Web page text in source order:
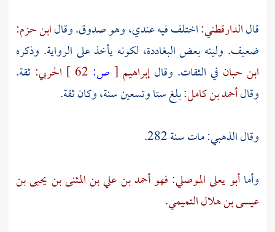
قالالدارقطني:اختلف فيه عندي، وهو صدوق. وقالابن حزم:
ضعيف. ولينه بعض البغاددة، لكونه يأخذ على الرواية. وذكره
ابن حبان في الثقات. وقالإبراهيم [ ص: الحربي: ثقة.
وقالأحمد بن كامل:بلغ ستا وتسعين سنة، وكان ثقة.
وقالالذهبي:مات سنة 282.
وأماأبو يعلى الموصلي: فهو أحمد بن علي بن المثنى بن يحيى بن
عيسى بن هلال التميمي.